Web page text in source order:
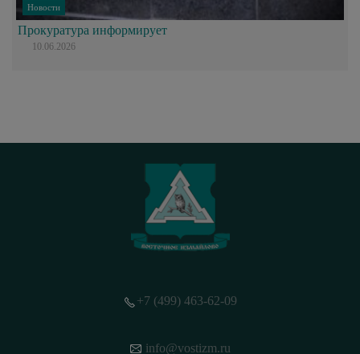
Новости
Прокуратура информирует
10.06.2026
+7 (499) 463-62-09
info@vostizm.ru